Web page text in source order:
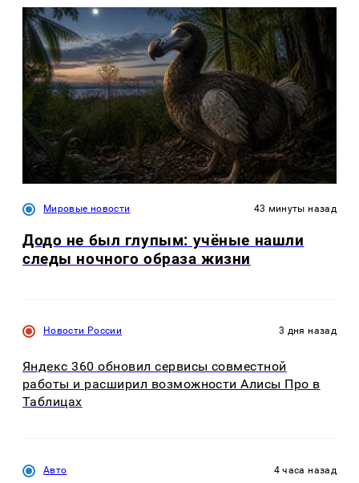
Мировые новости 43 минуты назад
Додо не был глупым: учёные нашли
следы ночного образа жизни
Новости России 3 дня назад
Яндекс 360 обновил сервисы совместной
работы и расширил возможности Алисы Про в
Таблицах
Авто 4 часа назад